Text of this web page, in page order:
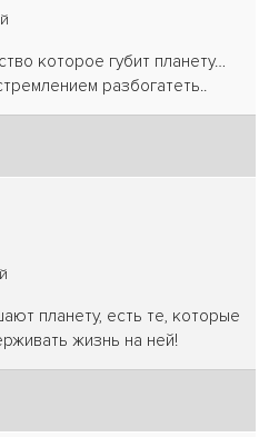
которое губит планету…
разбогатеть..
планету, есть те, которые
жизнь на ней!